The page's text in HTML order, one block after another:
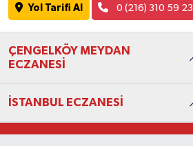
Yol Tarifi Al 0 (216) 310 59 23
ÇENGELKÖY MEYDAN
ECZANESİ
İSTANBUL ECZANESİ